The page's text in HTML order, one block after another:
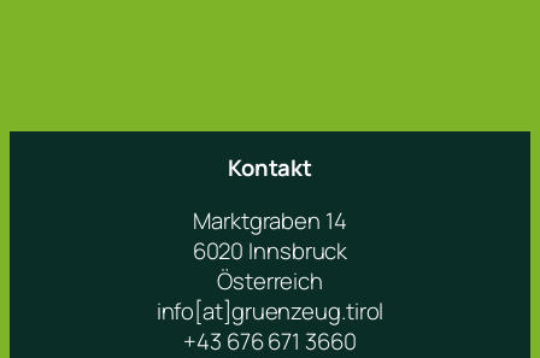
Kontakt
Marktgraben 14
6020 Innsbruck
Österreich
info[at]gruenzeug.tirol
+43 676 671 3660